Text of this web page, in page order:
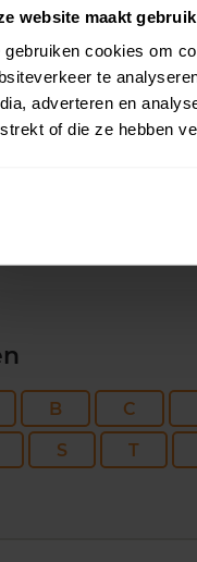
website maakt
gebruiken cookies om
te
adverteren en
of die ze hebben
8
69
B C
S T